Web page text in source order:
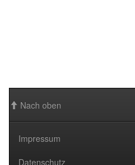
Nach oben
Impressum
Datenschutz